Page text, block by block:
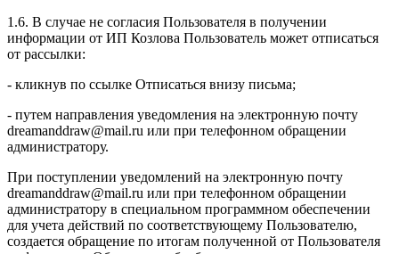
1.6. В случае не согласия Пользователя в получении
информации от ИП Козлова Пользователь может отписаться
от рассылки:
- кликнув по ссылке Отписаться внизу письма;
- путем направления уведомления на электронную почту
dreamanddraw@mail.ru или при телефонном обращении
администратору.
При поступлении уведомлений на электронную почту
dreamanddraw@mail.ru или при телефонном обращении
администратору в специальном программном обеспечении
для учета действий по соответствующему Пользователю,
создается обращение по итогам полученной от Пользователя